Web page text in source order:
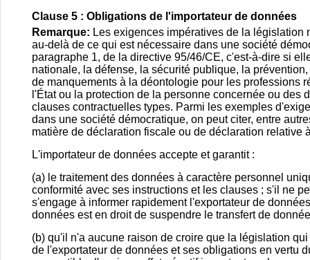
Clause 5 : Obligations de l'importateur de données
Remarque: Les exigences impératives de la
au-delà de ce qui est nécessaire dans une société
paragraphe 1, de la directive 95/46/CE, c'est-à-dire si
nationale, la défense, la sécurité publique, la
de manquements à la déontologie pour les professions
l'État ou la protection de la personne concernée ou
clauses contractuelles types. Parmi les exemples
dans une société démocratique, on peut citer, entre
matière de déclaration fiscale ou de déclaration relative
L'importateur de données accepte et garantit :
(a) le traitement des données à caractère personnel
conformité avec ses instructions et les clauses ; s'il ne
s'engage à informer rapidement l'exportateur de
données est en droit de suspendre le transfert de
(b) qu'il n'a aucune raison de croire que la législation
de l'exportateur de données et ses obligations en vertu